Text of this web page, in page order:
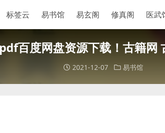
标签云 易书馆 易玄阁 修真阁 医武
百度网盘资源下载！古籍网
2021-12-07 易书馆